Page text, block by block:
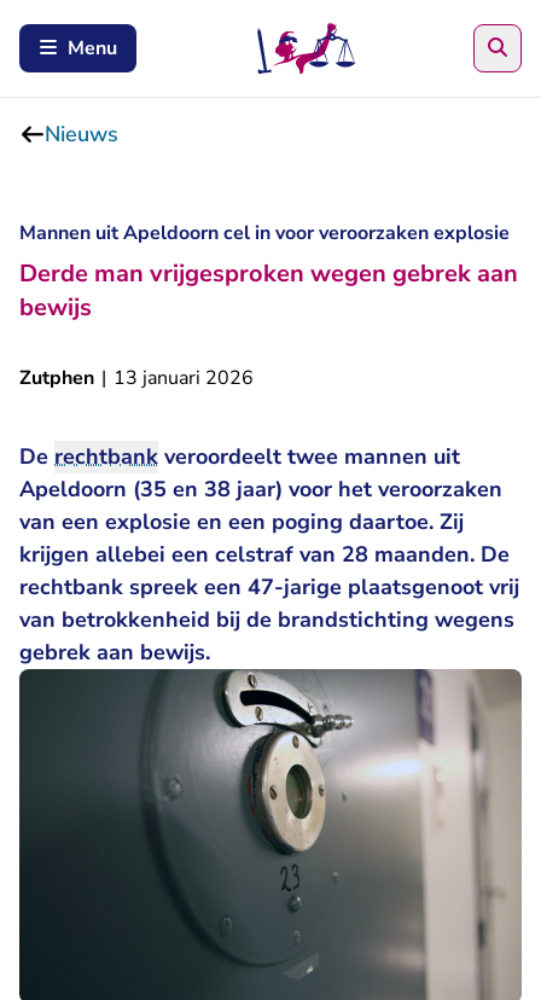
Menu
Nieuws
Mannen uit Apeldoorn cel in voor veroorzaken explosie
Derde man vrijgesproken wegen gebrek aan
bewijs
Zutphen | 13 januari 2026
De rechtbank veroordeelt twee mannen uit
Apeldoorn (35 en 38 jaar) voor het veroorzaken
van een explosie en een poging daartoe. Zij
krijgen allebei een celstraf van 28 maanden. De
rechtbank spreek een 47-jarige plaatsgenoot vrij
van betrokkenheid bij de brandstichting wegens
gebrek aan bewijs.